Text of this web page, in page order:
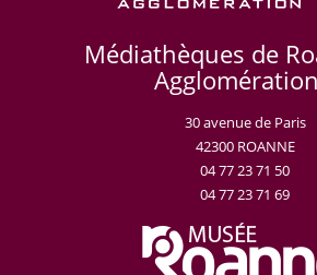
Médiathèques de
Agglomération
30 avenue de Paris
42300 ROANNE
04 77 23 71 50
04 77 23 71 69